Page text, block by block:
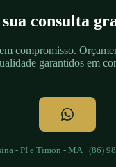
consulta
compromisso.
garantidos em
- PI e Timon - MA · (86)